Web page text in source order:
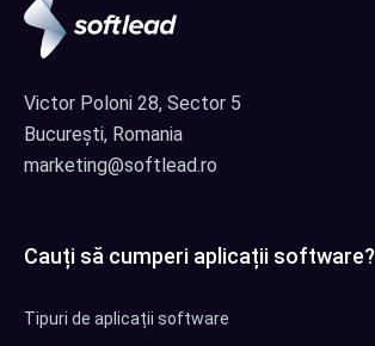
Victor Poloni 28, Sector 5
București, Romania
marketing@softlead.ro
Cauți să cumperi aplicații software?
Tipuri de aplicații software